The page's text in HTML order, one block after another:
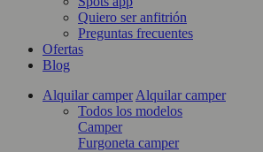
Quiero ser anfitrión
Preguntas frecuentes
Ofertas
Blog
Alquilar camper Alquilar camper
Todos los modelos
Camper
Furgoneta camper